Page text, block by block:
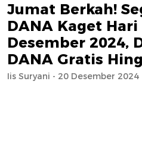
Jumat Berkah!
DANA Kaget
Desember 2024,
DANA Gratis
Iis Suryani - 20 Desember 2024